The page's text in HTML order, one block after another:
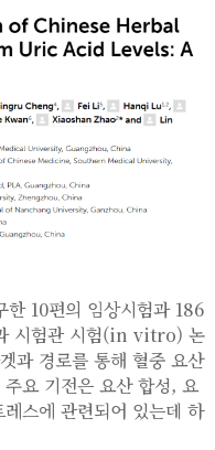
10편의 임상시험과 186
시험관 시험(in vitro) 논
과 경로를 통해 혈중 요산
요 기전은 요산 합성, 요
스에 관련되어 있는데 하